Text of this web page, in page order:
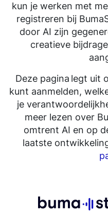
kun je werken met
registreren bij
door AI zijn
creatieve
Deze pagina legt uit
kunt aanmelden,
je
meer lezen over
omtrent AI en op
laatste